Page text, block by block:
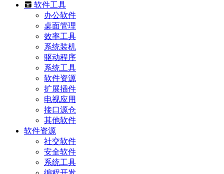
软件工具
办公软件
桌面管理
效率工具
系统装机
驱动程序
系统工具
软件资源
扩展插件
电视应用
接口源仓
其他软件
软件资源
社交软件
安全软件
系统工具